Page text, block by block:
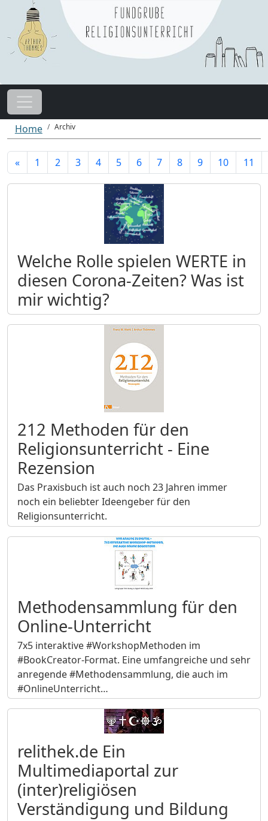
Home Archiv
« 1 2 3 4 5 6 7 8 9 10 11
Welche Rolle spielen WERTE in
diesen Corona-Zeiten? Was ist
mir wichtig?
212 Methoden für den
Religionsunterricht - Eine
Rezension
Das Praxisbuch ist auch noch 23 Jahren immer
noch ein beliebter Ideengeber für den
Religionsunterricht.
Methodensammlung für den
Online-Unterricht
7x5 interaktive #WorkshopMethoden im
#BookCreator-Format. Eine umfangreiche und sehr
anregende #Methodensammlung, die auch im
#OnlineUnterricht…
relithek.de Ein
Multimediaportal zur
(inter)religiösen
Verständigung und Bildung